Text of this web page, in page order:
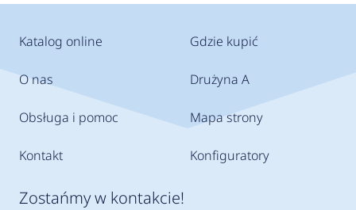
Katalog online
O nas
Obsługa i pomoc
Kontakt
Gdzie kupić
Drużyna A
Mapa strony
Konfiguratory
Zostańmy w kontakcie!